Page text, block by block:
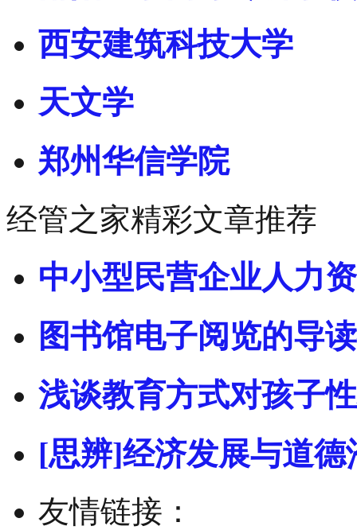
西安建筑科技大学
天文学
郑州华信学院
经管之家精彩文章推荐
中小型民营企业人力
图书馆电子阅览的导
浅谈教育方式对孩子
[思辨]经济发展与道德
友情链接：